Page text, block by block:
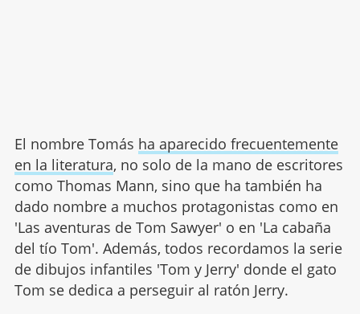
El nombre Tomás ha aparecido frecuentemente
en la literatura, no solo de la mano de escritores
como Thomas Mann, sino que ha también ha
dado nombre a muchos protagonistas como en
'Las aventuras de Tom Sawyer' o en 'La cabaña
del tío Tom'. Además, todos recordamos la serie
de dibujos infantiles 'Tom y Jerry' donde el gato
Tom se dedica a perseguir al ratón Jerry.